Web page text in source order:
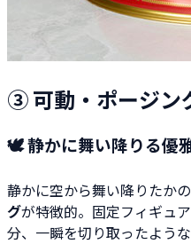
③ 可動・ポージン
🕊️ 静かに舞い降りる優
静かに空から舞い降りたかの
グが特徴的。固定フィギュ
分、一瞬を切り取ったよう